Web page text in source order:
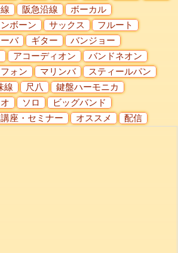
阪急沿線
ボーカル
ンボーン サックス
フルート
バ ギター
バンジョー
アコーディオン
バンドネオン
ォン マリンバ
スティールパン
線 尺八
鍵盤ハーモニカ
ソロ
ビッグバンド
講座・セミナー オススメ 配信